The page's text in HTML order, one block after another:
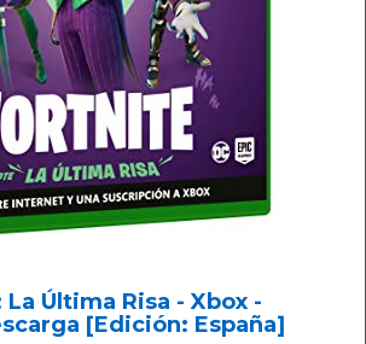
Última Risa - Xbox -
[Edición: España]